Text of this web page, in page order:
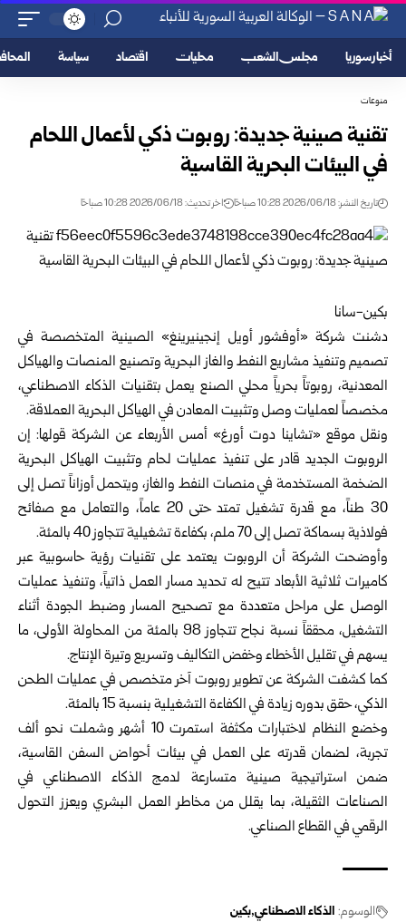
أخبار سوريا مجلس الشعب محليات اقتصاد سياسة
منوعات
تقنية صينية جديدة: روبوت ذكي لأعمال اللحام
في البيئات البحرية القاسية
تاريخ النشر: 2026/06/18 10:28 صباحًا اخر تحديث: 2026/06/18 10:28 صباحًا
بكين-سانا
دشنت شركة «أوفشور أويل إنجينيرينغ» الصينية المتخصصة في
تصميم وتنفيذ مشاريع النفط والغاز البحرية وتصنيع المنصات والهياكل
المعدنية، روبوتاً بحرياً محلي الصنع يعمل بتقنيات الذكاء الاصطناعي،
مخصصاً لعمليات وصل وتثبيت المعادن في الهياكل البحرية العملاقة.
ونقل موقع «تشاينا دوت أورغ» أمس الأربعاء عن الشركة قولها: إن
الروبوت الجديد قادر على تنفيذ عمليات لحام وتثبيت الهياكل البحرية
الضخمة المستخدمة في منصات النفط والغاز، ويتحمل أوزاناً تصل إلى
30 طناً، مع قدرة تشغيل تمتد حتى 20 عاماً، والتعامل مع صفائح
فولاذية بسماكة تصل إلى 70 ملم، بكفاءة تشغيلية تتجاوز 40 بالمئة.
وأوضحت الشركة أن الروبوت يعتمد على تقنيات رؤية حاسوبية عبر
كاميرات ثلاثية الأبعاد تتيح له تحديد مسار العمل ذاتياً، وتنفيذ عمليات
الوصل على مراحل متعددة مع تصحيح المسار وضبط الجودة أثناء
التشغيل، محققاً نسبة نجاح تتجاوز 98 بالمئة من المحاولة الأولى، ما
يسهم في تقليل الأخطاء وخفض التكاليف وتسريع وتيرة الإنتاج.
كما كشفت الشركة عن تطوير روبوت آخر متخصص في عمليات الطحن
الذكي، حقق بدوره زيادة في الكفاءة التشغيلية بنسبة 15 بالمئة.
وخضع النظام لاختبارات مكثفة استمرت 10 أشهر وشملت نحو ألف
تجربة، لضمان قدرته على العمل في بيئات أحواض السفن القاسية،
ضمن استراتيجية صينية متسارعة لدمج الذكاء الاصطناعي في
الصناعات الثقيلة، بما يقلل من مخاطر العمل البشري ويعزز التحول
الرقمي في القطاع الصناعي.
الوسوم: الذكاء الاصطناعي بكين